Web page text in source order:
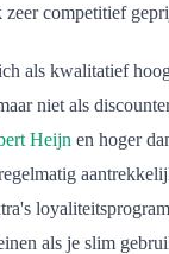
competitief
als kwalitatief
niet als
Heijn en hoger
als je slim